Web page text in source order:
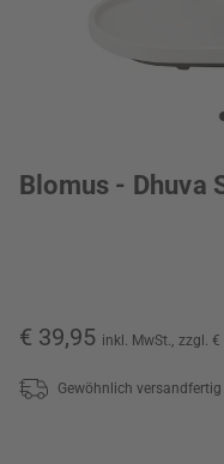
Blomus - Dhuva
€ 39,95 inkl. MwSt., zzgl. €
Gewöhnlich versandfertig